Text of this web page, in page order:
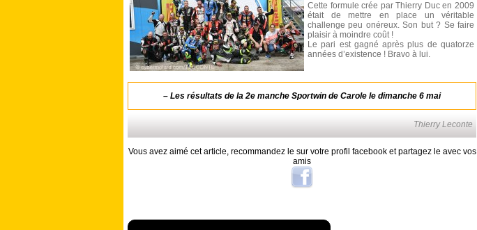
Cette formule crée par Thierry Duc en 2009
était de mettre en place un véritable
challenge peu onéreux. Son but ? Se faire
plaisir à moindre coût !
Le pari est gagné après plus de quatorze
années d’existence ! Bravo à lui.
– Les résultats de la 2e manche Sportwin de Carole le dimanche 6 mai
Thierry Leconte
Vous avez aimé cet article, recommandez le sur votre profil facebook et partagez le avec vos
amis